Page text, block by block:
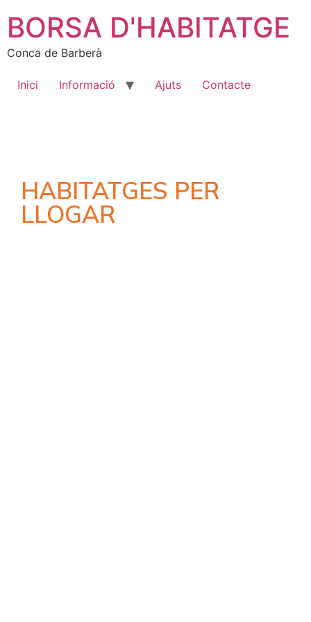
BORSA D'HABITATGE
Conca de Barberà
Inici Informació Ajuts Contacte
HABITATGES PER
LLOGAR